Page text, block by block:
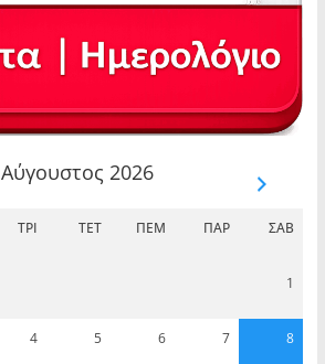
Αύγουστος 2026
ΤΡΊ ΤΕΤ ΠΈΜ ΠΑΡ ΣΆΒ
1
4 5 6 7 8